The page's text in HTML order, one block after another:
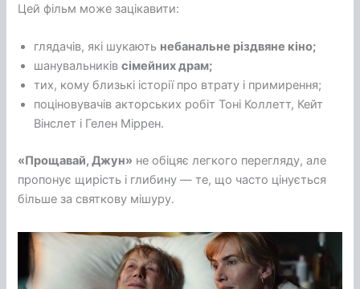
Цей фільм може зацікавити:
глядачів, які шукають небанальне різдвяне кіно;
шанувальниківсімейних драм;
тих, кому близькі історії про втрату і примирення;
поціновувачів акторських робіт Тоні Коллетт, Кейт
Вінслет і Гелен Міррен.
«Прощавай, Джун» не обіцяє легкого перегляду, але
пропонує щирість і глибину — те, що часто цінується
більше за святкову мішуру.